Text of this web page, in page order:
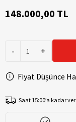
148.000,00 TL
- +
Fiyat Düşünce
Saat 15:00’a kadar